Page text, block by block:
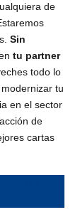
de
Sin
entu partner
todo lo
tu
en el sector
de
cartas